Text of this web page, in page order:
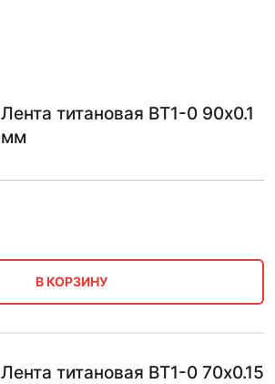
Лента титановая ВТ1-0 90х0.1
мм
В КОРЗИНУ
Лента титановая ВТ1-0 70х0.15